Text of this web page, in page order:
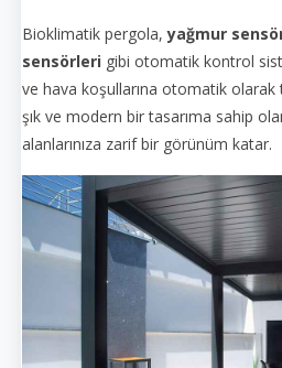
Bioklimatik pergola,yağmur
sensörleri gibi otomatik kontrol
ve hava koşullarına otomatik olarak
şık ve modern bir tasarıma sahip
alanlarınıza zarif bir görünüm katar.